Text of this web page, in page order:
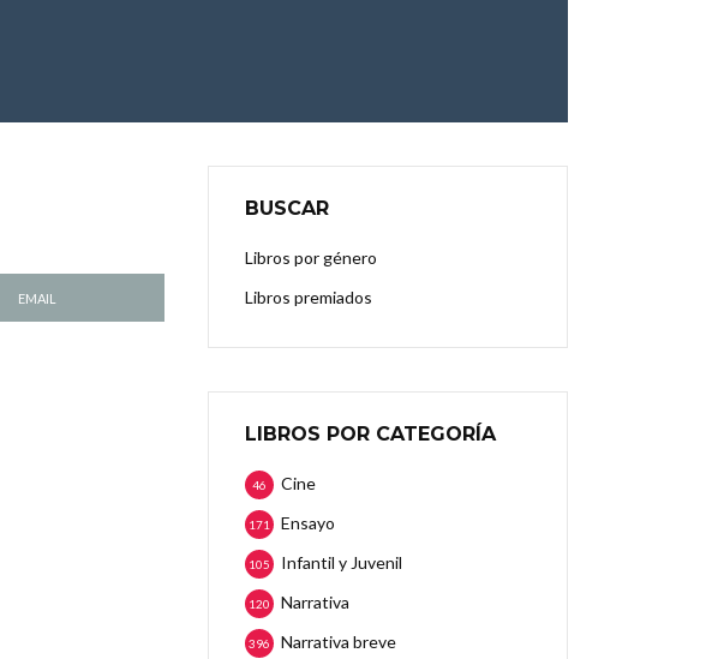
EMAIL
BUSCAR
Libros por género
Libros premiados
LIBROS POR CATEGORÍA
Cine
46
Ensayo
171
Infantil y Juvenil
105
Narrativa
120
Narrativa breve
396